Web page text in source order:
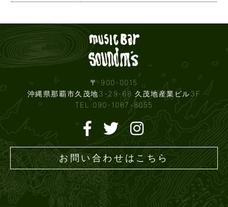
〒 900-0015
沖縄県那覇市久茂地3-29-68 久茂地産業ビル3F
TEL:090-1067-8055
お問い合わせはこちら